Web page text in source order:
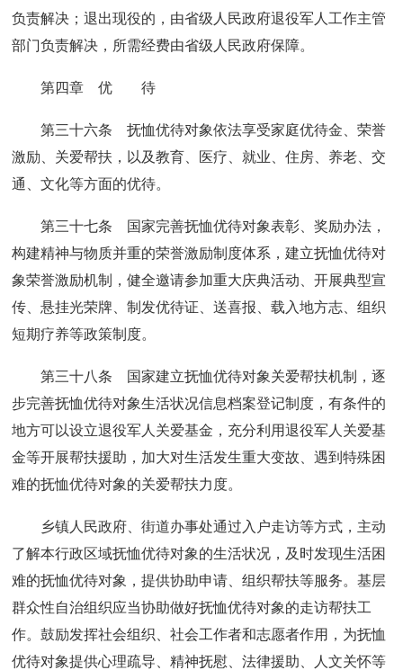
负责解决；退出现役的，由省级人民政府退役军人工作主管
部门负责解决，所需经费由省级人民政府保障。
第四章 优 待
第三十六条 抚恤优待对象依法享受家庭优待金、荣誉
激励、关爱帮扶，以及教育、医疗、就业、住房、养老、交
通、文化等方面的优待。
第三十七条 国家完善抚恤优待对象表彰、奖励办法，
构建精神与物质并重的荣誉激励制度体系，建立抚恤优待对
象荣誉激励机制，健全邀请参加重大庆典活动、开展典型宣
传、悬挂光荣牌、制发优待证、送喜报、载入地方志、组织
短期疗养等政策制度。
第三十八条 国家建立抚恤优待对象关爱帮扶机制，逐
步完善抚恤优待对象生活状况信息档案登记制度，有条件的
地方可以设立退役军人关爱基金，充分利用退役军人关爱基
金等开展帮扶援助，加大对生活发生重大变故、遇到特殊困
难的抚恤优待对象的关爱帮扶力度。
乡镇人民政府、街道办事处通过入户走访等方式，主动
了解本行政区域抚恤优待对象的生活状况，及时发现生活困
难的抚恤优待对象，提供协助申请、组织帮扶等服务。基层
群众性自治组织应当协助做好抚恤优待对象的走访帮扶工
作。鼓励发挥社会组织、社会工作者和志愿者作用，为抚恤
优待对象提供心理疏导、精神抚慰、法律援助、人文关怀等